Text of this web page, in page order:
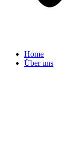
Home
Über uns